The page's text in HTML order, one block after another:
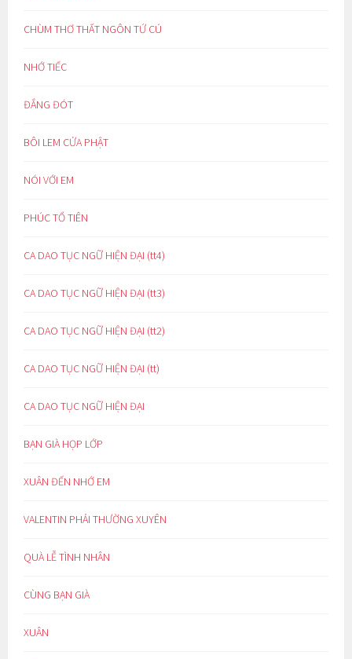
CHÙM THƠ THẤT NGÔN TỨ CÚ
NHỚ TIẾC
ĐẮNG ĐÓT
BÔI LEM CỬA PHẬT
NÓI VỚI EM
PHÚC TỔ TIÊN
CA DAO TỤC NGỮ HIỆN ĐẠI (tt4)
CA DAO TỤC NGỮ HIỆN ĐẠI (tt3)
CA DAO TỤC NGỮ HIỆN ĐẠI (tt2)
CA DAO TỤC NGỮ HIỆN ĐẠI (tt)
CA DAO TỤC NGỮ HIỆN ĐẠI
BẠN GIÀ HỌP LỚP
XUÂN ĐẾN NHỚ EM
VALENTIN PHẢI THƯỜNG XUYÊN
QUÀ LỄ TÌNH NHÂN
CÙNG BẠN GIÀ
XUÂN